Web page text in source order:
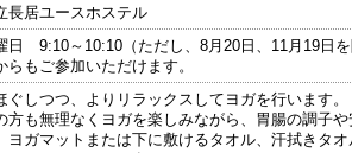
長居ユースホステル
日 9:10～10:10（ただし、8月20日、11月19日
らもご参加いただけます。
ぐしつつ、よりリラックスしてヨガを行います。
方も無理なくヨガを楽しみながら、胃腸の調子
ガマットまたは下に敷けるタオル、汗拭きタオ